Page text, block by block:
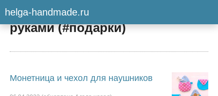
helga-handmade.ru
Идеи для подарков своими
руками (#подарки)
Монетница и чехол для наушников